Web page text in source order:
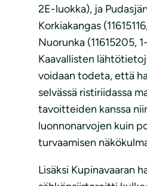
2E-luokka), ja
Korkiakangas
Nuorunka (11615205,
Kaavallisten
voidaan todeta, että
selvässä ristiriidassa
tavoitteiden kanssa
luonnonarvojen kuin
turvaamisen
Lisäksi Kupinavaaran